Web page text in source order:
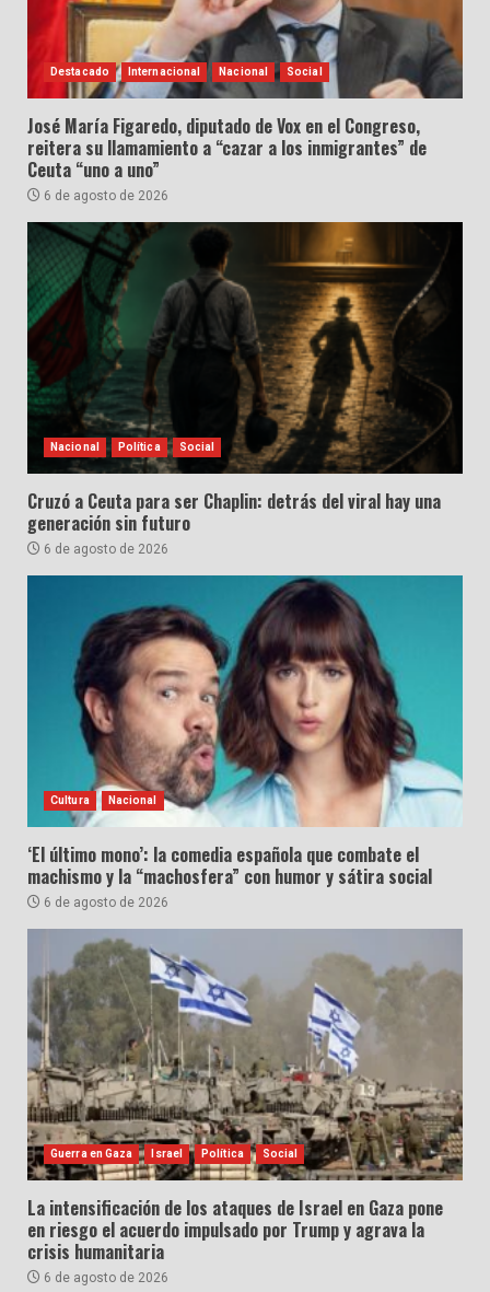
Destacado Internacional Nacional Social
José María Figaredo, diputado de Vox en el Congreso,
reitera su llamamiento a “cazar a los inmigrantes” de
Ceuta “uno a uno”
6 de agosto de 2026
Nacional Política Social
Cruzó a Ceuta para ser Chaplin: detrás del viral hay una
generación sin futuro
6 de agosto de 2026
Cultura Nacional
‘El último mono’: la comedia española que combate el
machismo y la “machosfera” con humor y sátira social
6 de agosto de 2026
Guerra en Gaza Israel Política Social
La intensificación de los ataques de Israel en Gaza pone
en riesgo el acuerdo impulsado por Trump y agrava la
crisis humanitaria
6 de agosto de 2026